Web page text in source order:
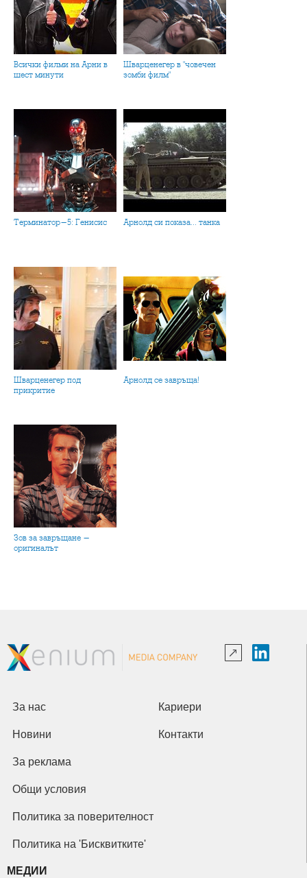
Всички филми на Арни в
шест минути
Шварценегер в "човечен
зомби филм"
Терминатор-5: Генисис Арнолд си показа... танка
Шварценегер под
прикритие
Арнолд се завръща!
Зов за завръщане -
оригиналът
За нас Кариери
Новини Контакти
За реклама
Общи условия
Политика за поверителност
Политика на 'Бисквитките'
МЕДИИ